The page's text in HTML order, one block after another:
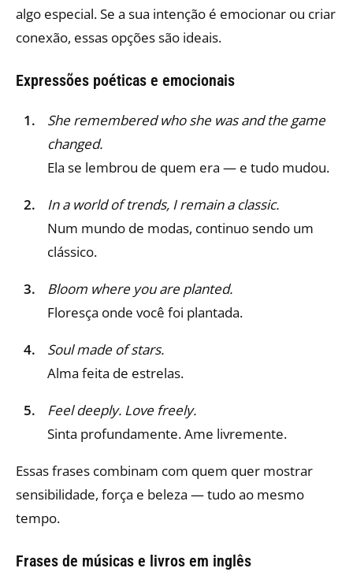
algo especial. Se a sua intenção é emocionar ou criar
conexão, essas opções são ideais.
Expressões poéticas e emocionais
She remembered who she was and the game
changed.
Ela se lembrou de quem era — e tudo mudou.
In a world of trends, I remain a classic.
Num mundo de modas, continuo sendo um
clássico.
Bloom where you are planted.
Floresça onde você foi plantada.
Soul made of stars.
Alma feita de estrelas.
Feel deeply. Love freely.
Sinta profundamente. Ame livremente.
Essas frases combinam com quem quer mostrar
sensibilidade, força e beleza — tudo ao mesmo
tempo.
Frases de músicas e livros em inglês